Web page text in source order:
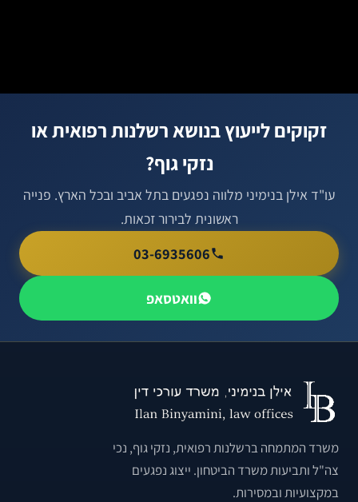
זקוקים לייעוץ בנושא רשלנות רפואית או
נזקי גוף?
עו"ד אילן בנימיני מלווה נפגעים בתל אביב ובכל הארץ. פנייה
ראשונית לבירור זכאות.
03-6935606
וואטסאפ
משרד המתמחה ברשלנות רפואית, נזקי גוף, נכי
צה"ל ותביעות משרד הביטחון. ייצוג נפגעים
במקצועיות ובמסירות.